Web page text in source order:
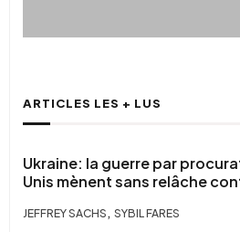
ARTICLES LES + LUS
Ukraine: la guerre par
Unis mènent sans relâche
JEFFREY SACHS , SYBIL FARES